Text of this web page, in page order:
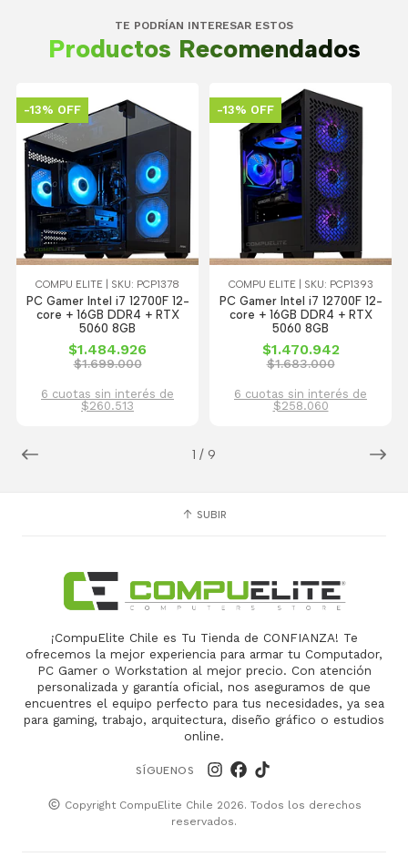
TE PODRÍAN INTERESAR ESTOS
Productos Recomendados
1 / 9
-13% OFF
COMPU ELITE | SKU: PCP1378
PC Gamer Intel i7 12700F 12-
core + 16GB DDR4 + RTX
5060 8GB
$1.484.926
$1.699.000
6 cuotas sin interés de
$260.513
-13% OFF
COMPU ELITE | SKU: PCP1393
PC Gamer Intel i7 12700F 12-
core + 16GB DDR4 + RTX
5060 8GB
$1.470.942
$1.683.000
6 cuotas sin interés de
$258.060
SUBIR
¡CompuElite Chile es Tu Tienda de CONFIANZA! Te
ofrecemos la mejor experiencia para armar tu Computador,
PC Gamer o Workstation al mejor precio. Con atención
personalizada y garantía oficial, nos aseguramos de que
encuentres el equipo perfecto para tus necesidades, ya sea
para gaming, trabajo, arquitectura, diseño gráfico o estudios
online.
SÍGUENOS
Copyright CompuElite Chile 2026. Todos los derechos
reservados.